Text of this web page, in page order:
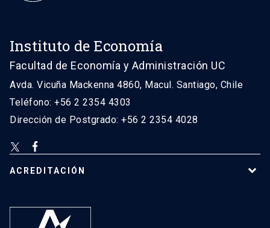
Instituto de Economía
Facultad de Economía y Administración UC
Avda. Vicuña Mackenna 4860, Macul. Santiago, Chile
Teléfono: +56 2 2354 4303
Dirección de Postgrado: +56 2 2354 4028
ACREDITACIÓN